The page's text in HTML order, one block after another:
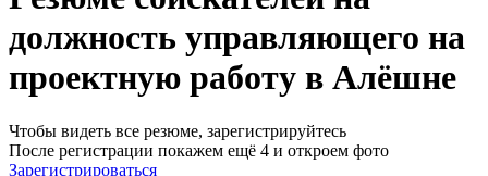
должность управляющего на
проектную работу в Алёшне
Чтобы видеть все резюме, зарегистрируйтесь
После регистрации покажем ещё 4 и откроем фото
Зарегистрироваться